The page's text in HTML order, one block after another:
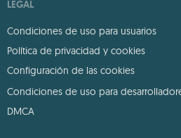
LEGAL
Condiciones de uso para usuarios
Política de privacidad y cookies
Configuración de las cookies
Condiciones de uso para
DMCA